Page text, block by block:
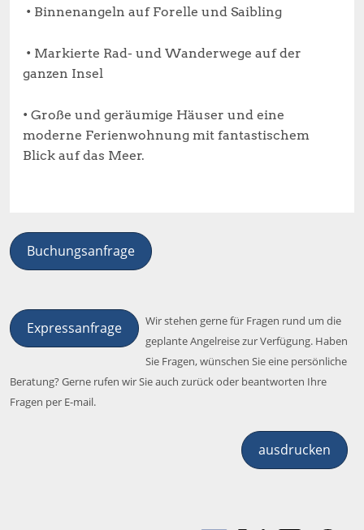
• Binnenangeln auf Forelle und Saibling
• Markierte Rad- und Wanderwege auf der
ganzen Insel
• Große und geräumige Häuser und eine
moderne Ferienwohnung mit fantastischem
Blick auf das Meer.
Buchungsanfrage
Expressanfrage
Wir stehen gerne für Fragen rund um die
geplante Angelreise zur Verfügung. Haben
Sie Fragen, wünschen Sie eine persönliche
Beratung? Gerne rufen wir Sie auch zurück oder beantworten Ihre
Fragen per E-mail.
ausdrucken